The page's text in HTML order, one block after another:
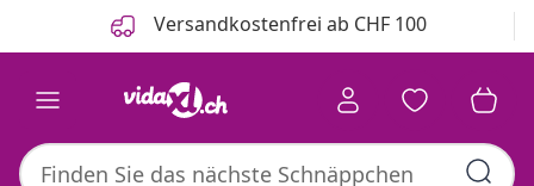
Versandkostenfrei ab CHF 100